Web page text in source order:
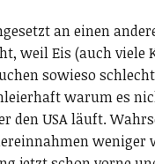
an einen
weil Eis (auch viele
sowieso
warum es
den USA läuft.
weniger